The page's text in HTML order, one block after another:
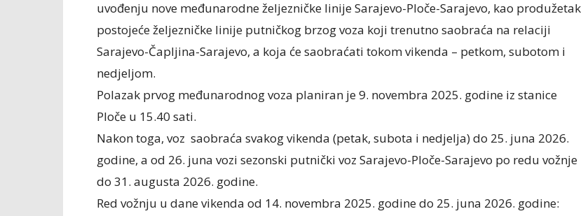
uvođenju nove međunarodne željezničke linije Sarajevo-Ploče-Sarajevo, kao produžetak
postojeće željezničke linije putničkog brzog voza koji trenutno saobraća na relaciji
Sarajevo-Čapljina-Sarajevo, a koja će saobraćati tokom vikenda – petkom, subotom i
nedjeljom.
Polazak prvog međunarodnog voza planiran je 9. novembra 2025. godine iz stanice
Ploče u 15.40 sati.
Nakon toga, voz saobraća svakog vikenda (petak, subota i nedjelja) do 25. juna 2026.
godine, a od 26. juna vozi sezonski putnički voz Sarajevo-Ploče-Sarajevo po redu vožnje
do 31. augusta 2026. godine.
Red vožnju u dane vikenda od 14. novembra 2025. godine do 25. juna 2026. godine: